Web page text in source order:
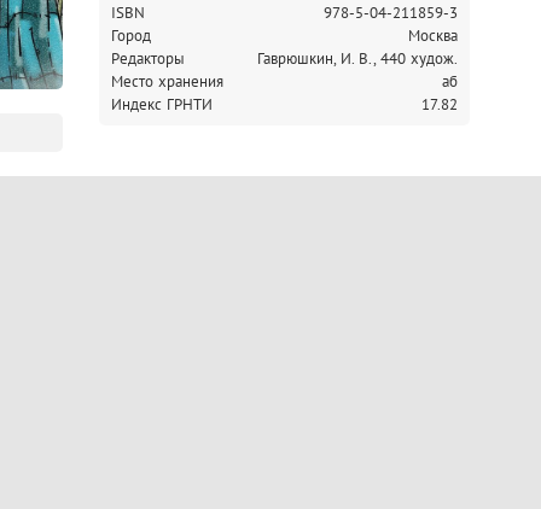
ISBN
978-5-04-211859-3
Город
Москва
Редакторы
Гаврюшкин, И. В., 440 худож.
Место хранения
аб
Индекс ГРНТИ
17.82